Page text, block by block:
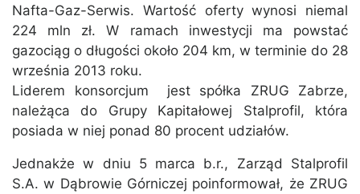
Nafta-Gaz-Serwis. Wartość oferty wynosi niemal
224 mln zł. W ramach inwestycji ma powstać
gazociąg o długości około 204 km, w terminie do 28
września 2013 roku.
Liderem konsorcjum jest spółka ZRUG Zabrze,
należąca do Grupy Kapitałowej Stalprofil, która
posiada w niej ponad 80 procent udziałów.
Jednakże w dniu 5 marca b.r., Zarząd Stalprofil
S.A. w Dąbrowie Górniczej poinformował, że ZRUG